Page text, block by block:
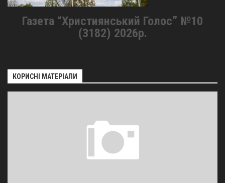
Газета “Християнський Голос” №10
(3182) 2026р.
КОРИСНІ МАТЕРІАЛИ